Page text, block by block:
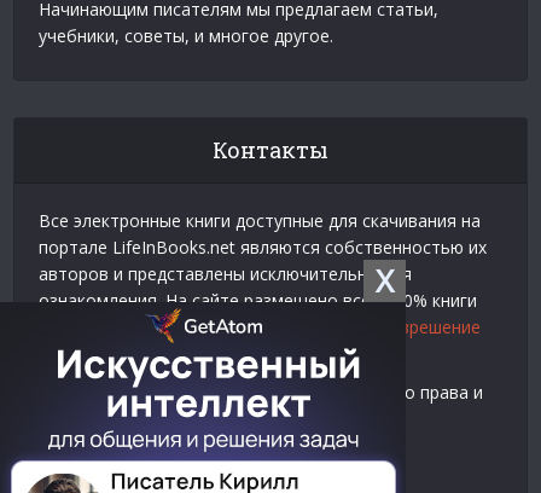
X
Начинающим писателям мы предлагаем статьи,
учебники, советы, и многое другое.
Контакты
Все электронные книги доступные для скачивания на
портале LifeInBooks.net являются собственностью их
авторов и представлены исключительно для
ознакомления. На сайте размещено всего 20% книги
взятой у нашего партнера Официальное разрешение
на использование материалов Litres.
Контакты для связи по вопросам авторского права и
рекламы:
E-mail:admin@lifeinbooks.net